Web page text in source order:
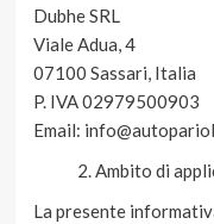
Dubhe SRL
Viale Adua, 4
07100 Sassari, Italia
P. IVA 02979500903
Email:
Ambito di
La presente